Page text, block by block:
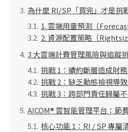
為什麼 RI/SP「買完」才是挑
1. 雲端用量預測（
2. 資源配置策略（
3 大雲端計費管理風險與追蹤
挑戰 1：續約斷層造成財
挑戰 2：缺乏動態檢視導
挑戰 3：跨部門責任歸屬
AICOM® 雲智能管理平台：節
核心功能 1：RI / SP 專屬